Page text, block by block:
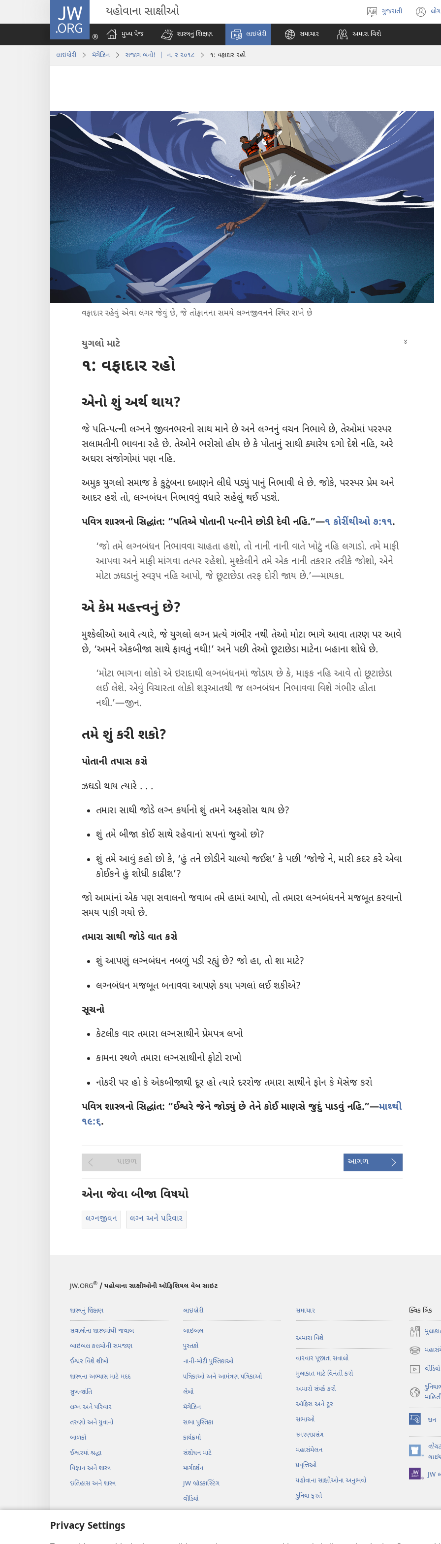
Privacy Settings
JW.ORG યહોવાના સાક્ષીઓ
ભાષા
ગુજરાતી
મુખ્ય પેજ
શાસ્ત્રનું શિક્ષણ લાઇબ્રેરી સમાચાર અમારા વિશે
લાઇબ્રેરી મૅગેઝિન સજાગ બનો! | નં. ૨ ૨૦૧૮ ૧: વફાદાર રહો
વફાદાર રહેવું એવા લંગર જેવું છે, જે તોફાનના સમયે લગ્‍નજીવનને સ્થિર રાખે છે
યુગલો માટે
૧: વફાદાર રહો
એનો શું અર્થ થાય?
જે પતિ-પત્ની લગ્‍નને જીવનભરનો સાથ માને છે અને લગ્‍નનું વચન નિભાવે છે, તેઓમાં પરસ્પર
સલામતીની ભાવના રહે છે. તેઓને ભરોસો હોય છે કે પોતાનું સાથી ક્યારેય દગો દેશે નહિ, અરે
અઘરા સંજોગોમાં પણ નહિ.
અમુક યુગલો સમાજ કે કુટુંબના દબાણને લીધે પડ્યું પાનું નિભાવી લે છે. જોકે, પરસ્પર પ્રેમ અને
આદર હશે તો, લગ્‍નબંધન નિભાવવું વધારે સહેલું થઈ પડશે.
પવિત્ર શાસ્ત્રનો સિદ્ધાંત: “પતિએ પોતાની પત્નીને છોડી દેવી નહિ.”—૧ કોરીંથીઓ ૭:૧૧.
‘જો તમે લગ્‍નબંધન નિભાવવા ચાહતા હશો, તો નાની નાની વાતે ખોટું નહિ લગાડો. તમે માફી
આપવા અને માફી માંગવા તત્પર રહેશો. મુશ્કેલીને તમે એક નાની તકરાર તરીકે જોશો, એને
મોટા ઝઘડાનું સ્વરૂપ નહિ આપો, જે છૂટાછેડા તરફ દોરી જાય છે.’—માયકા.
એ કેમ મહત્ત્વનું છે?
મુશ્કેલીઓ આવે ત્યારે, જે યુગલો લગ્‍ન પ્રત્યે ગંભીર નથી તેઓ મોટા ભાગે આવા તારણ પર આવે
છે, ‘અમને એકબીજા સાથે ફાવતું નથી!’ અને પછી તેઓ છૂટાછેડા માટેના બહાના શોધે છે.
‘મોટા ભાગના લોકો એ ઇરાદાથી લગ્‍નબંધનમાં જોડાય છે કે, માફક નહિ આવે તો છૂટાછેડા
લઈ લેશે. એવું વિચારતા લોકો શરૂઆતથી જ લગ્‍નબંધન નિભાવવા વિશે ગંભીર હોતા
નથી.’—જીન.
તમે શું કરી શકો?
પોતાની તપાસ કરો
ઝઘડો થાય ત્યારે . . .
તમારા સાથી જોડે લગ્‍ન કર્યાનો શું તમને અફસોસ થાય છે?
શું તમે બીજા કોઈ સાથે રહેવાનાં સપનાં જુઓ છો?
શું તમે આવું કહો છો કે, ‘હું તને છોડીને ચાલ્યો જઈશ’ કે પછી ‘જોજે ને, મારી કદર કરે એવા
કોઈકને હું શોધી કાઢીશ’?
જો આમાંનાં એક પણ સવાલનો જવાબ તમે હામાં આપો, તો તમારા લગ્‍નબંધનને મજબૂત કરવાનો
સમય પાકી ગયો છે.
તમારા સાથી જોડે વાત કરો
શું આપણું લગ્‍નબંધન નબળું પડી રહ્યું છે? જો હા, તો શા માટે?
લગ્‍નબંધન મજબૂત બનાવવા આપણે કયા પગલાં લઈ શકીએ?
સૂચનો
કેટલીક વાર તમારા લગ્‍નસાથીને પ્રેમપત્ર લખો
કામના સ્થળે તમારા લગ્‍નસાથીનો ફોટો રાખો
નોકરી પર હો કે એકબીજાથી દૂર હો ત્યારે દરરોજ તમારા સાથીને ફોન કે મૅસેજ કરો
પવિત્ર શાસ્ત્રનો સિદ્ધાંત: “ઈશ્વરે જેને જોડ્યું છે તેને કોઈ માણસે જુદું પાડવું નહિ.”—માથ્થી
૧૯:૬.
પાછળ આગળ
એના જેવા બીજા વિષયો
લગ્‍નજીવન લગ્‍ન અને પરિવાર
JW.ORG® / યહોવાના સાક્ષીઓની ઑફિશિયલ વેબ સાઇટ
શાસ્ત્રનું શિક્ષણ
સવાલોના શાસ્ત્રમાંથી જવાબ
બાઇબલ કલમોની સમજણ
ઈશ્વર વિશે શીખો
શાસ્ત્રના અભ્યાસ માટે મદદ
સુખ-શાંતિ
લગ્‍ન અને પરિવાર
તરુણો અને યુવાનો
બાળકો
ઈશ્વરમાં શ્રદ્ધા
વિજ્ઞાન અને શાસ્ત્ર
ઇતિહાસ અને શાસ્ત્ર
લાઇબ્રેરી
બાઇબલ
પુસ્તકો
નાની-મોટી પુસ્તિકાઓ
પત્રિકાઓ અને આમંત્રણ પત્રિકાઓ
લેખો
મૅગેઝિન
સભા પુસ્તિકા
કાર્યક્રમો
સંશોધન માટે
માર્ગદર્શન
JW બ્રૉડકાસ્ટિંગ
વીડિયો
સમાચાર
અમારા વિશે
વારંવાર પૂછાતા સવાલો
મુલાકાત માટે વિનંતી કરો
અમારો સંપર્ક કરો
ઑફિસ અને ટૂર
સભાઓ
સ્મરણપ્રસંગ
મહાસંમેલન
પ્રવૃત્તિઓ
યહોવાના સાક્ષીઓના અનુભવો
દુનિયા ફરતે
ક્વિક લિંક
(opens
new
window)
વીડિયો
દાન
(opens
new
window)
(opens
new
window)
JW